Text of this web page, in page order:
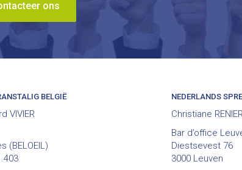
ons
BELGIË
VIVIER
(BELOEIL)
NEDERLANDS
Christiane
Bar d’office
Diestsevest 76
3000 Leuven